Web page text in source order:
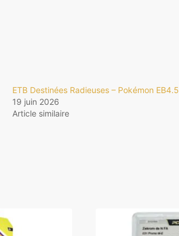
ETB Destinées Radieuses – Pokémon EB4.5
19 juin 2026
Article similaire